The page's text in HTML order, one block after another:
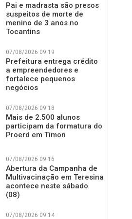
Pai e madrasta são presos
suspeitos de morte de
menino de 3 anos no
Tocantins
07/08/2026 09:19
Prefeitura entrega crédito
a empreendedores e
fortalece pequenos
negócios
07/08/2026 09:18
Mais de 2.500 alunos
participam da formatura do
Proerd em Timon
07/08/2026 09:16
Abertura da Campanha de
Multivacinação em Teresina
acontece neste sábado
(08)
07/08/2026 09:14